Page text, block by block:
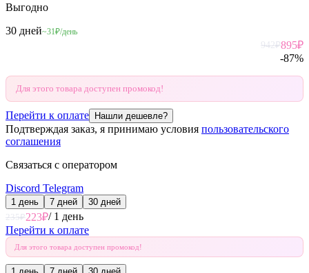
Выгодно
30 дней~31₽/день
942₽895₽
-87%
Для этого товара доступен промокод!
Перейти к оплате Нашли дешевле?
Подтверждая заказ, я принимаю условия пользовательского
соглашения
Связаться с оператором
Discord Telegram
1 день 7 дней
30 дней
235₽223₽/ 1 день
Перейти к оплате
Для этого товара доступен промокод!